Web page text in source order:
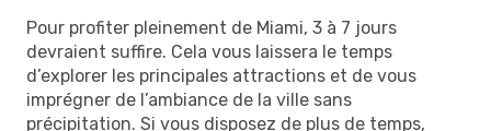
Pour profiter pleinement de Miami, 3 à 7 jours
devraient suffire. Cela vous laissera le temps
d’explorer les principales attractions et de vous
imprégner de l’ambiance de la ville sans
précipitation. Si vous disposez de plus de temps,